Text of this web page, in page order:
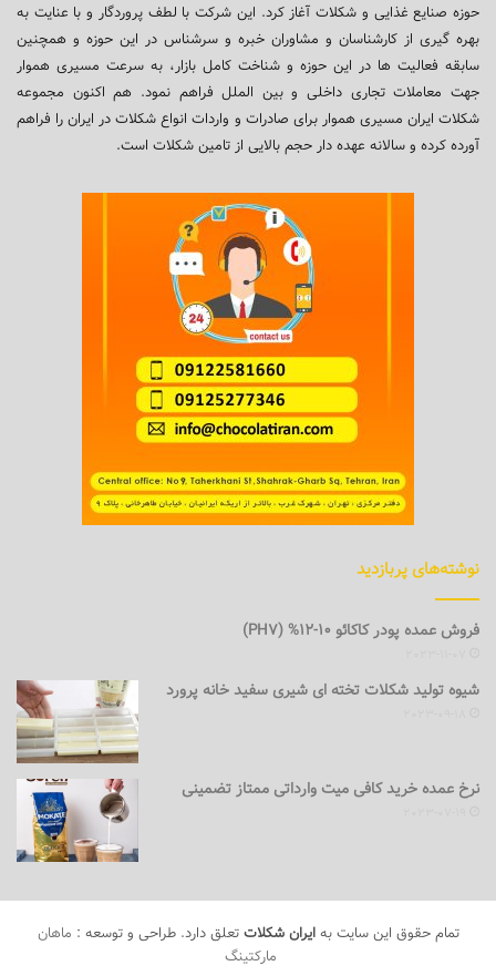
حوزه صنایع غذایی و شکلات آغاز کرد. این شرکت با لطف پروردگار و با عنایت به
بهره گیری از کارشناسان و مشاوران خبره و سرشناس در این حوزه و همچنین
سابقه فعالیت ها در این حوزه و شناخت کامل بازار، به سرعت مسیری هموار
جهت معاملات تجاری داخلی و بین الملل فراهم نمود. هم اکنون مجموعه
شکلات ایران مسیری هموار برای صادرات و واردات انواع شکلات در ایران را فراهم
آورده کرده و سالانه عهده دار حجم بالایی از تامین شکلات است.
نوشته‌های پربازدید
فروش عمده پودر کاکائو 10-12% (PH7)
شیوه تولید شکلات تخته ای شیری سفید خانه پرورد
نرخ عمده خرید کافی میت وارداتی ممتاز تضمینی
تمام حقوق این سایت بهایران شکلات تعلق دارد. طراحی و توسعه : ماهان
مارکتینگ